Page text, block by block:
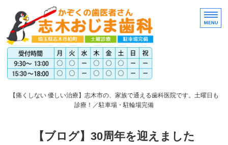
埼玉
【痛くしない 優しい治療】志木市の、家族で通える歯科医院です。土曜日も
診療！／駐車場・駐輪場完備
【ブログ】30周年を迎えました